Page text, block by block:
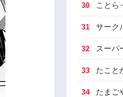
30 ことら
31 サーク
32 スーパ
33 たこと
34 たまご